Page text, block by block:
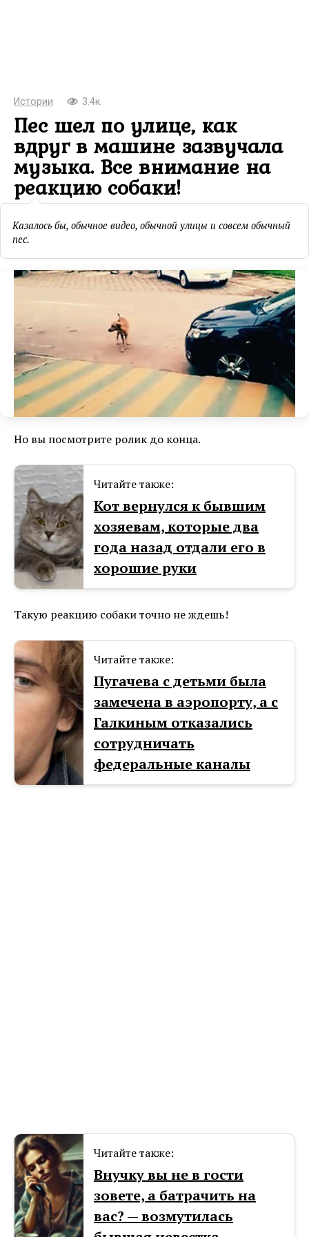
Истории 3.4к.
Пес шел по улице, как
вдруг в машине зазвучала
музыка. Все внимание на
реакцию собаки!
Казалось бы, обычное видео, обычной улицы и совсем обычный
пес.
Но вы посмотрите ролик до конца.
Читайте также:
Кот вернулся к бывшим
хозяевам, которые два
года назад отдали его в
хорошие руки
Такую реакцию собаки точно не ждешь!
Читайте также:
Пугачева с детьми была
замечена в аэропорту, а с
Галкиным отказались
сотрудничать
федеральные каналы
Читайте также:
Внучку вы не в гости
зовете, а батрачить на
вас? — возмутилась